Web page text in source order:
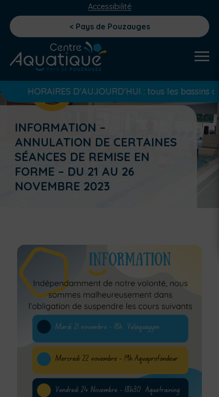
D'AUJOURD'HUI : tous les bassins ouvert
< Pays de Pouzauges
Accessibilité
INFORMATION –
ANNULATION DE CERTAINES
SÉANCES DE REMISE EN
FORME – DU 21 AU 26
NOVEMBRE 2023